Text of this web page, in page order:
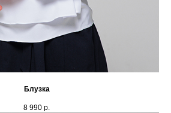
Блузка
8 990 р.